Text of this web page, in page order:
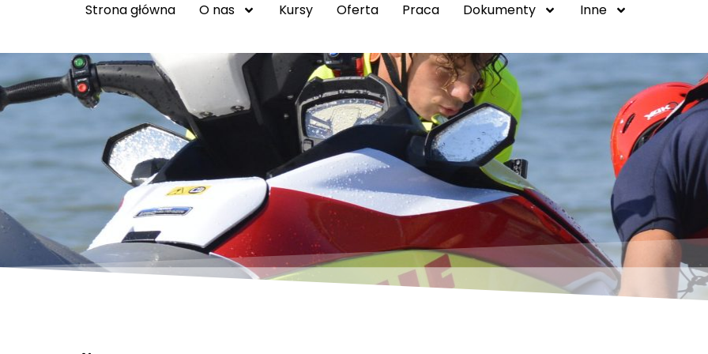
Strona główna O nas Kursy Oferta Praca Dokumenty Inne